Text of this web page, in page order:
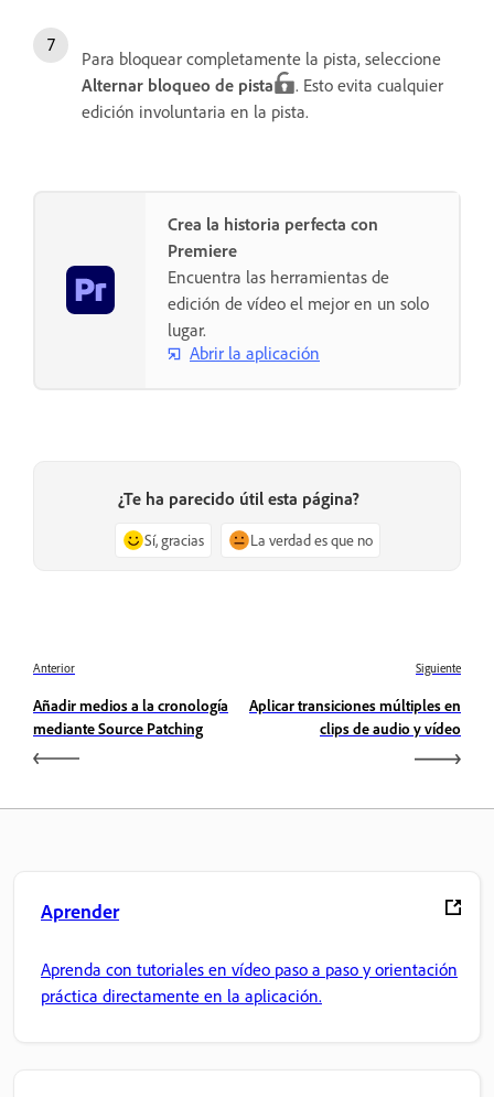
Para bloquear completamente la pista, seleccione
Alternar bloqueo de pista
. Esto evita cualquier
edición involuntaria en la pista.
Crea la historia perfecta con
Premiere
Encuentra las herramientas de
edición de vídeo el mejor en un solo
lugar.
Abrir la aplicación
¿Te ha parecido útil esta página?
Sí, gracias La verdad es que no
Anterior
Añadir medios a la cronología
mediante Source Patching
Siguiente
Aplicar transiciones múltiples en
clips de audio y vídeo
Aprender
Aprenda con tutoriales en vídeo paso a paso y orientación
práctica directamente en la aplicación.